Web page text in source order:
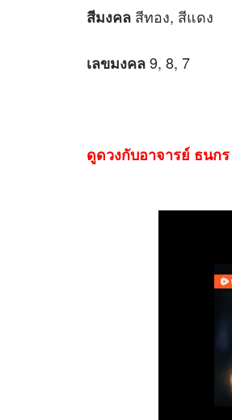
สีมงคล สีทอง, สีแดง
เลขมงคล9, 8, 7
ดูดวงกับอาจารย์ ธนก